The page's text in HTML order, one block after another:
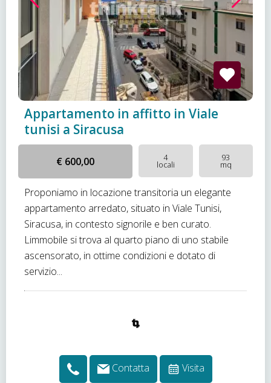
Appartamento in affitto in Viale
tunisi a Siracusa
€ 600,00 4
locali
93
mq
Proponiamo in locazione transitoria un elegante
appartamento arredato, situato in Viale Tunisi,
Siracusa, in contesto signorile e ben curato.
Limmobile si trova al quarto piano di uno stabile
ascensorato, in ottime condizioni e dotato di
servizio...
Contatta Visita